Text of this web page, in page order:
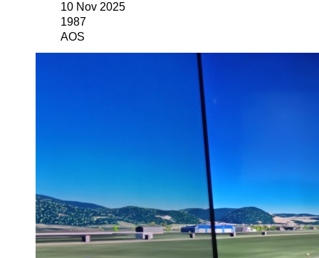
10 Nov 2025
1987
AOS